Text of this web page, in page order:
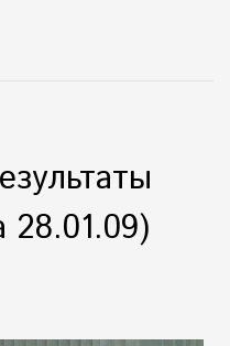
28.01.09)